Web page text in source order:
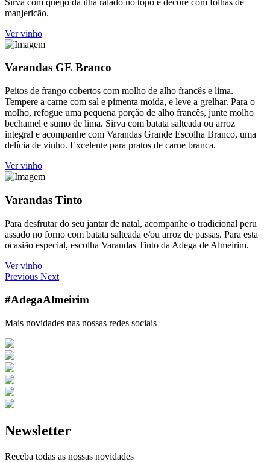
manjericão.
Ver vinho
Varandas GE Branco
Peitos de frango cobertos com molho de alho francês e lima.
Tempere a carne com sal e pimenta moída, e leve a grelhar. Para o
molho, refogue uma pequena porção de alho francês, junte molho
bechamel e sumo de lima. Sirva com batata salteada ou arroz
integral e acompanhe com Varandas Grande Escolha Branco, uma
delícia de vinho. Excelente para pratos de carne branca.
Ver vinho
Varandas Tinto
Para desfrutar do seu jantar de natal, acompanhe o tradicional peru
assado no forno com batata salteada e/ou arroz de passas. Para esta
ocasião especial, escolha Varandas Tinto da Adega de Almeirim.
Ver vinho
Previous Next
#AdegaAlmeirim
Mais novidades nas nossas redes sociais
Newsletter
Receba todas as nossas novidades